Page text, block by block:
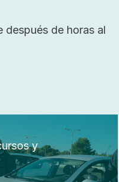
después de horas al
y